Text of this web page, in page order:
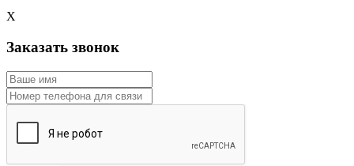
X
Заказать звонок